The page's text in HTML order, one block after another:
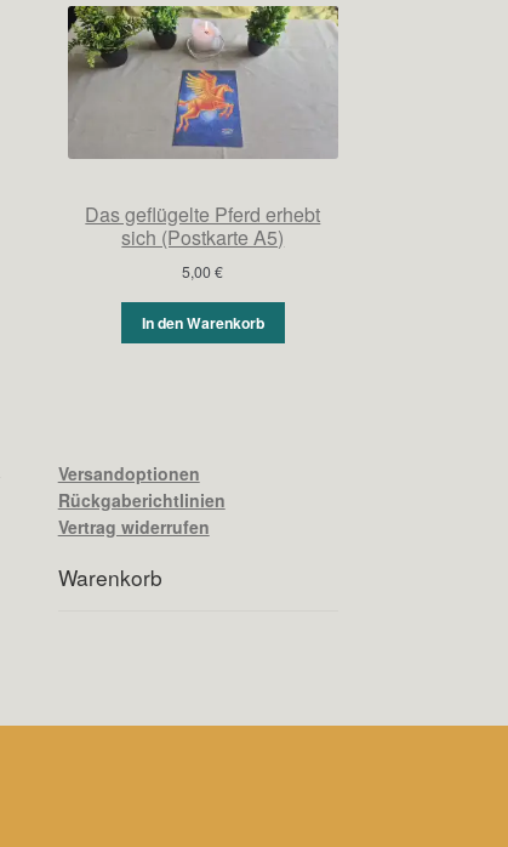
Das geflügelte Pferd erhebt
sich (Postkarte A5)
5,00€
In den Warenkorb
Versandoptionen
Rückgaberichtlinien
Vertrag widerrufen
Warenkorb